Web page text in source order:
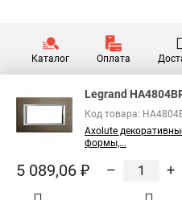
Каталог Оплата
Legrand
Код товара:
Axolute
формы,...
5 089,06 ₽ – +